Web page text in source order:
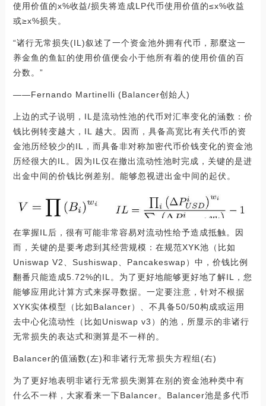
使用价值的x%收益/损失将造成LP代币使用价值的≤x%收益
或≥x%损失。
“诸行无常损失(IL)叙述了一个资金池外拥有代币，那麼这一
养金鱼的鱼缸的使用价值便会小于他所有着的使用价值的百
分数。”
——Fernando Martinelli (Balancer创始人)
上边的式子说明，IL是流动性池的代币对汇率变化的涵数：价
钱比例转变越大，IL 越大。因而，具备高宽比有关代币的资
金池历经较少的IL，而具备非对称加密代币价钱变化的资金池
历经很大的IL。因为IL仅在撤出流动性池时完成，关键的是进
出金中间的价钱比例差别。能够忽视进出金中间的起伏。
在掌握IL后，很有可能非常容易对流动性给予造成抵触。因
而，关键的是要考虑到其经营规模：在规范XYK池（比如
Uniswap V2、Sushiswap、Pancakeswap）中，价钱比例
翻番只能造成5.72%的IL。为了更好地能够更好地了解IL，您
能够应用此计算方式来探寻数据。一定要注意，针对不根据
XYK实体模型（比如Balancer）、不具备50/50构成或运用
去中心化流动性（比如Uniswap v3）的池，所显示的非诸行
无常损失的表达式和测算是不一样的。
Balancer的值涵数(左)和非诸行无常损失方程组(右)
为了更好地表明非诸行无常损失测算在别的资金池种类中有
什么不一样，大家看来一下Balancer。Balancer池是多代币